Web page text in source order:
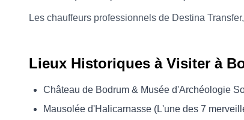
Les chauffeurs professionnels de Destina
Lieux Historiques à Visiter à
Château de Bodrum & Musée d'Archéologie
Mausolée d'Halicarnasse (L'une des 7